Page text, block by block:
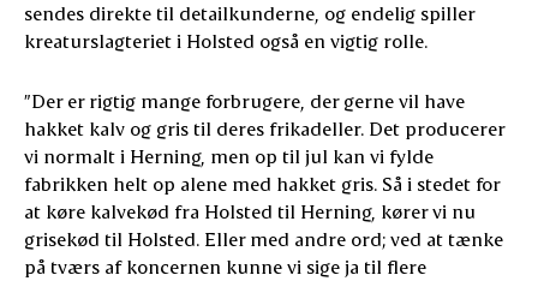
sendes direkte til detailkunderne, og endelig spiller
kreaturslagteriet i Holsted også en vigtig rolle.
”Der er rigtig mange forbrugere, der gerne vil have
hakket kalv og gris til deres frikadeller. Det producerer
vi normalt i Herning, men op til jul kan vi fylde
fabrikken helt op alene med hakket gris. Så i stedet for
at køre kalvekød fra Holsted til Herning, kører vi nu
grisekød til Holsted. Eller med andre ord; ved at tænke
på tværs af koncernen kunne vi sige ja til flere